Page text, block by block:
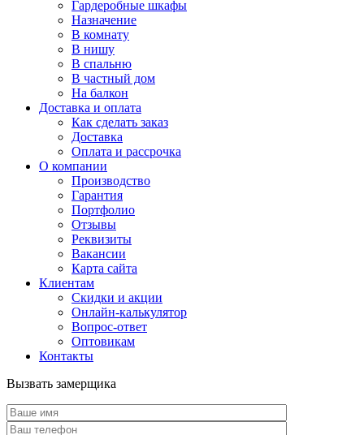
Гардеробные шкафы
Назначение
В комнату
В нишу
В спальню
В частный дом
На балкон
Доставка и оплата
Как сделать заказ
Доставка
Оплата и рассрочка
О компании
Производство
Гарантия
Портфолио
Отзывы
Реквизиты
Вакансии
Карта сайта
Клиентам
Скидки и акции
Онлайн-калькулятор
Вопрос-ответ
Оптовикам
Контакты
Вызвать замерщика